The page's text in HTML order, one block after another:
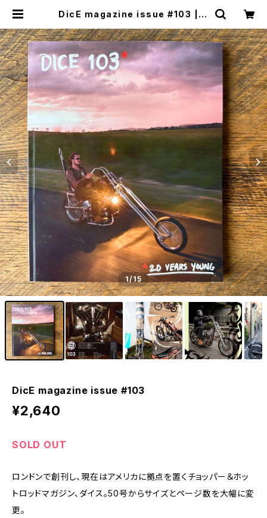
DicE magazine issue #103 | C
1/15
DicE magazine issue #103
¥2,640
SOLD OUT
ロンドンで創刊し、現在はアメリカに拠点を置くチョッパー＆ホッ
トロッドマガジン、ダイス。50号からサイズとページ数を大幅に変
更。